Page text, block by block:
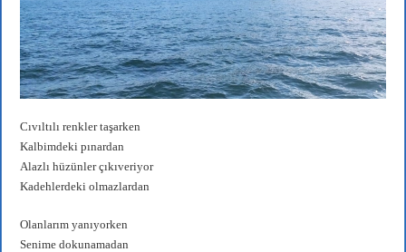
Cıvıltılı renkler taşarken
Kalbimdeki pınardan
Alazlı hüzünler çıkıveriyor
Kadehlerdeki olmazlardan
Olanlarım yanıyorken
Senime dokunamadan